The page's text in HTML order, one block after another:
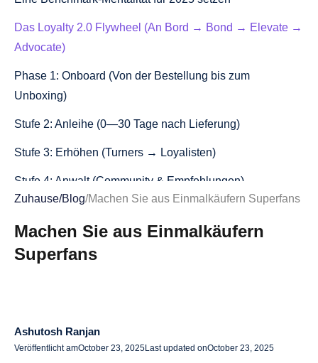
Das Loyalty 2.0 Flywheel (An Bord → Bond → Elevate →
Advocate)
Phase 1: Onboard (Von der Bestellung bis zum
Unboxing)
Stufe 2: Anleihe (0—30 Tage nach Lieferung)
Stufe 3: Erhöhen (Turners → Loyalisten)
Stufe 4: Anwalt (Community & Empfehlungen)
Einzuschließende Kerntools
Karte der Automatisierung
Spiele, die du diese Woche veröffentlichen kannst
Zuhause/Blog/Machen Sie aus Einmalkäufern Superfans
Machen Sie aus Einmalkäufern
Superfans
Ashutosh Ranjan
Veröffentlicht amOctober 23, 2025Last updated onOctober 23, 2025